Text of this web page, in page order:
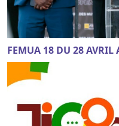
FEMUA 18 DU 28 AVRIL